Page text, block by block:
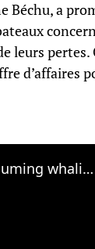
Béchu, a
leurs
d’affaires
Iceland kills first whales since 2023, resuming whaling